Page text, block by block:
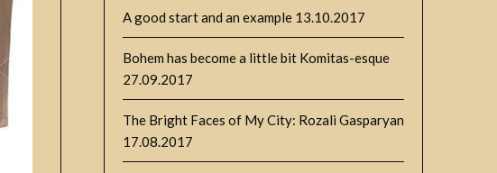
A good start and an example 13.10.2017
Bohem has become a little bit Komitas-esque
27.09.2017
The Bright Faces of My City: Rozali Gasparyan
17.08.2017